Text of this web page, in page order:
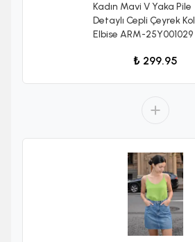
Kadın Mavi V Yaka Pile
Detaylı Cepli Çeyrek Kol
Elbise ARM-25Y001029
₺ 299.95